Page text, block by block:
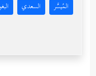
المُيسَّر السعدي